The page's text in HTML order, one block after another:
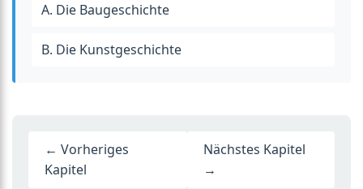
A. Die Baugeschichte
B. Die Kunstgeschichte
← Vorheriges
Kapitel
Nächstes Kapitel
→